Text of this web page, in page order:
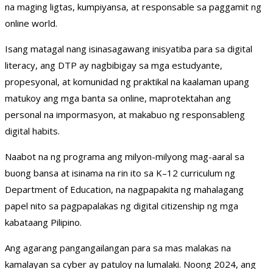
na maging ligtas, kumpiyansa, at responsable sa paggamit ng
online world.
Isang matagal nang isinasagawang inisyatiba para sa digital
literacy, ang DTP ay nagbibigay sa mga estudyante,
propesyonal, at komunidad ng praktikal na kaalaman upang
matukoy ang mga banta sa online, maprotektahan ang
personal na impormasyon, at makabuo ng responsableng
digital habits.
Naabot na ng programa ang milyon-milyong mag-aaral sa
buong bansa at isinama na rin ito sa K–12 curriculum ng
Department of Education, na nagpapakita ng mahalagang
papel nito sa pagpapalakas ng digital citizenship ng mga
kabataang Pilipino.
Ang agarang pangangailangan para sa mas malakas na
kamalayan sa cyber ay patuloy na lumalaki. Noong 2024, ang